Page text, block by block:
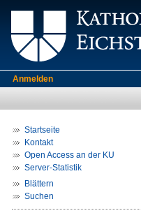
Anmelden
Startseite
Kontakt
Open Access an der KU
Server-Statistik
Blättern
Suchen